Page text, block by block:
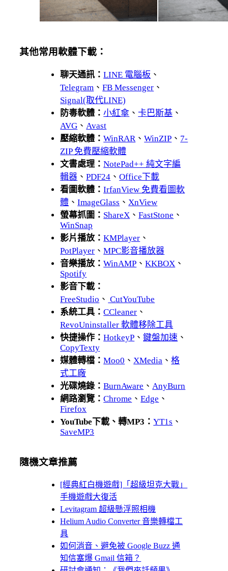
其他常用軟體下載：
聊天通訊：LINE 電腦板 、
Telegram 、FB Messenger 、
Signal(取代LINE)
防毒軟體：小紅傘 、卡巴斯基 、
AVG 、 Avast
壓縮軟體：WinRAR 、WinZIP 、 7-
ZIP 免費壓縮軟體
文書處理：NotePad++ 純文字編
輯器 、PDF24 、Office下載
看圖軟體：IrfanView 免費看圖軟
體 、ImageGlass 、 XnView
螢幕抓圖： ShareX 、FastStone 、
WinSnap
影片播放：KMPlayer 、
PotPlayer 、MPC影音播放器
音樂播放：WinAMP 、KKBOX 、
Spotify
影音下載：
FreeStudio 、 CutYouTube
系統工具：CCleaner 、
RevoUninstaller 軟體移除工具
快捷操作：HotkeyP 、鍵盤加速 、
CopyTexty
媒體轉檔：Moo0 、 XMedia 、格
式工廠
光碟燒錄：BurnAware 、 AnyBurn
網路瀏覽：Chrome 、Edge 、
Firefox
YouTube下載、轉MP3：YT1s 、
SaveMP3
隨機文章推薦
[經典紅白機遊戲]「超級坦克大戰」
手機遊戲大復活
Levitagram 超級懸浮照相機
Helium Audio Converter 音樂轉檔工
具
如何消音、避免被 Google Buzz 通
知信塞爆 Gmail 信箱？